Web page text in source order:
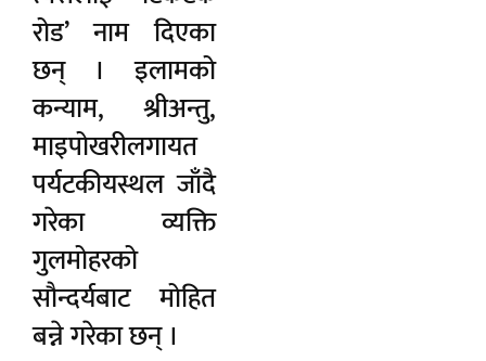
रोड’ नाम दिएका
छन् । इलामको
कन्याम, श्रीअन्तु,
माइपोखरीलगायत
पर्यटकीयस्थल जाँदै
गरेका व्यक्ति
गुलमोहरको
सौन्दर्यबाट मोहित
बन्ने गरेका छन् ।